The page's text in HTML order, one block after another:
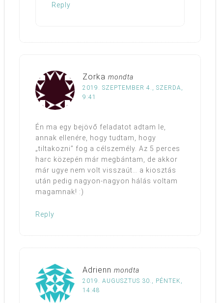
Reply
Zorka mondta
2019. SZEPTEMBER 4., SZERDA,
9:41
Én ma egy bejövő feladatot adtam le,
annak ellenére, hogy tudtam, hogy
„tiltakozni” fog a célszemély. Az 5 perces
harc közepén már megbántam, de akkor
már ugye nem volt visszaút… a kiosztás
után pedig nagyon-nagyon hálás voltam
magamnak! :)
Reply
Adrienn mondta
2019. AUGUSZTUS 30., PÉNTEK,
14:48